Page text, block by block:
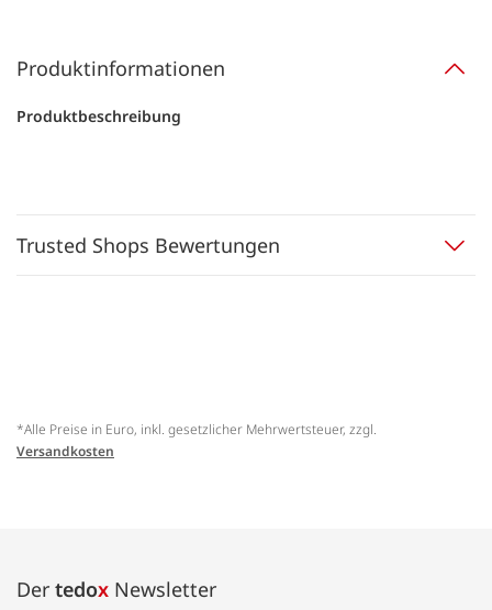
Produktinformationen
Produktbeschreibung
Trusted Shops Bewertungen
*Alle Preise in Euro, inkl. gesetzlicher Mehrwertsteuer, zzgl.
Versandkosten
Der tedox Newsletter